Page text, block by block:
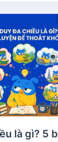
là gì? 5